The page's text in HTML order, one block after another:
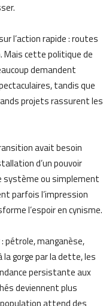
l’action rapide : routes
Mais cette politique de
demandent
tandis que
projets rassurent les
avait besoin
d’un pouvoir
système ou simplement
parfois l’impression
l’espoir en cynisme.
pétrole, manganèse,
gorge par la dette, les
persistante aux
deviennent plus